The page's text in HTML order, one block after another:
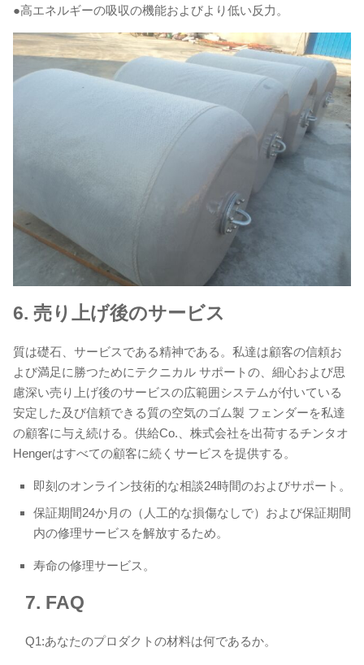
●高エネルギーの吸収の機能およびより低い反力。
6. 売り上げ後のサービス
質は礎石、サービスである精神である。私達は顧客の信頼お
よび満足に勝つためにテクニカル サポートの、細心および思
慮深い売り上げ後のサービスの広範囲システムが付いている
安定した及び信頼できる質の空気のゴム製 フェンダーを私達
の顧客に与え続ける。供給Co.、株式会社を出荷するチンタオ
Hengerはすべての顧客に続くサービスを提供する。
即刻のオンライン技術的な相談24時間のおよびサポート。
保証期間24か月の（人工的な損傷なしで）および保証期間
内の修理サービスを解放するため。
寿命の修理サービス。
7. FAQ
Q1:あなたのプロダクトの材料は何であるか。